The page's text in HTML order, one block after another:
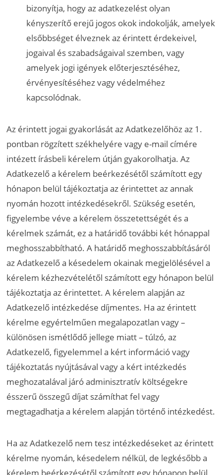
bizonyítja, hogy az adatkezelést olyan
kényszerítő erejű jogos okok indokolják, amelyek
elsőbbséget élveznek az érintett érdekeivel,
jogaival és szabadságaival szemben, vagy
amelyek jogi igények előterjesztéséhez,
érvényesítéséhez vagy védelméhez
kapcsolódnak.
Az érintett jogai gyakorlását az Adatkezelőhöz az 1.
pontban rögzített székhelyére vagy e-mail címére
intézett írásbeli kérelem útján gyakorolhatja. Az
Adatkezelő a kérelem beérkezésétől számított egy
hónapon belül tájékoztatja az érintettet az annak
nyomán hozott intézkedésekről. Szükség esetén,
figyelembe véve a kérelem összetettségét és a
kérelmek számát, ez a határidő további két hónappal
meghosszabbítható. A határidő meghosszabbításáról
az Adatkezelő a késedelem okainak megjelölésével a
kérelem kézhezvételétől számított egy hónapon belül
tájékoztatja az érintettet. A kérelem alapján az
Adatkezelő intézkedése díjmentes. Ha az érintett
kérelme egyértelműen megalapozatlan vagy –
különösen ismétlődő jellege miatt – túlzó, az
Adatkezelő, figyelemmel a kért információ vagy
tájékoztatás nyújtásával vagy a kért intézkedés
meghozatalával járó adminisztratív költségekre
ésszerű összegű díjat számíthat fel vagy
megtagadhatja a kérelem alapján történő intézkedést.
Ha az Adatkezelő nem tesz intézkedéseket az érintett
kérelme nyomán, késedelem nélkül, de legkésőbb a